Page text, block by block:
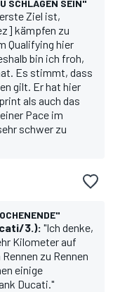
SCHLAGEN SEIN"
Ziel ist,
kämpfen zu
Qualifying hier
bin ich froh,
Es stimmt, dass
gilt. Er hat hier
als auch das
Pace im
schwer zu
3.): "Ich denke,
Kilometer auf
zu Rennen
einige
Ducati."